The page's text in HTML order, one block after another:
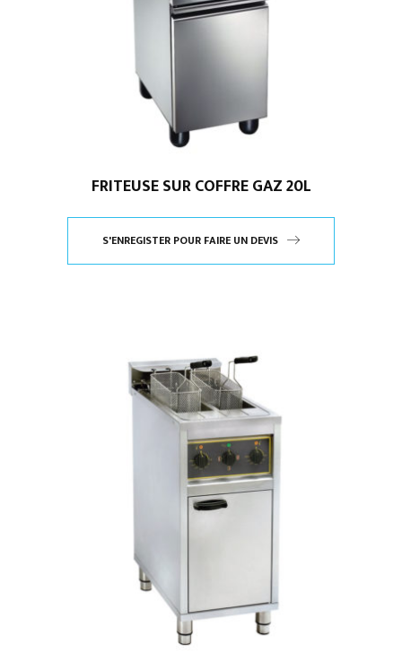
FRITEUSE SUR COFFRE GAZ 20L
S'ENREGISTER POUR FAIRE UN DEVIS